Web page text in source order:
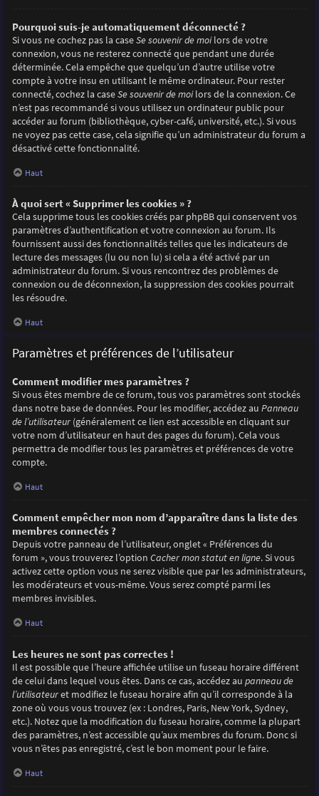
Pourquoi suis-je automatiquement déconnecté ?
Si vous ne cochez pas la caseSe souvenir de moilors de votre
connexion, vous ne resterez connecté que pendant une durée
déterminée. Cela empêche que quelqu’un d’autre utilise votre
compte à votre insu en utilisant le même ordinateur. Pour rester
connecté, cochez la caseSe souvenir de moilors de la connexion. Ce
n’est pas recommandé si vous utilisez un ordinateur public pour
accéder au forum (bibliothèque, cyber-café, université, etc.). Si vous
ne voyez pas cette case, cela signifie qu’un administrateur du forum a
désactivé cette fonctionnalité.
Haut
À quoi sert « Supprimer les cookies » ?
Cela supprime tous les cookies créés par phpBB qui conservent vos
paramètres d’authentification et votre connexion au forum. Ils
fournissent aussi des fonctionnalités telles que les indicateurs de
lecture des messages (lu ou non lu) si cela a été activé par un
administrateur du forum. Si vous rencontrez des problèmes de
connexion ou de déconnexion, la suppression des cookies pourrait
les résoudre.
Haut
Paramètres et préférences de l’utilisateur
Comment modifier mes paramètres ?
Si vous êtes membre de ce forum, tous vos paramètres sont stockés
dans notre base de données. Pour les modifier, accédez au Panneau
de l’utilisateur(généralement ce lien est accessible en cliquant sur
votre nom d’utilisateur en haut des pages du forum). Cela vous
permettra de modifier tous les paramètres et préférences de votre
compte.
Haut
Comment empêcher mon nom d’apparaître dans la liste des
membres connectés ?
Depuis votre panneau de l’utilisateur, onglet « Préférences du
forum », vous trouverez l’option Cacher mon statut en ligne. Si vous
activez cette option vous ne serez visible que par les administrateurs,
les modérateurs et vous-même. Vous serez compté parmi les
membres invisibles.
Haut
Les heures ne sont pas correctes !
Il est possible que l’heure affichée utilise un fuseau horaire différent
de celui dans lequel vous êtes. Dans ce cas, accédez au panneau de
l’utilisateuret modifiez le fuseau horaire afin qu’il corresponde à la
zone où vous vous trouvez (ex : Londres, Paris, New York, Sydney,
etc.). Notez que la modification du fuseau horaire, comme la plupart
des paramètres, n’est accessible qu’aux membres du forum. Donc si
vous n’êtes pas enregistré, c’est le bon moment pour le faire.
Haut